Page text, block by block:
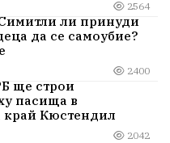
2564
ли принуди
да се самоубие?
2400
ще строи
пасища в
край Кюстендил
2042